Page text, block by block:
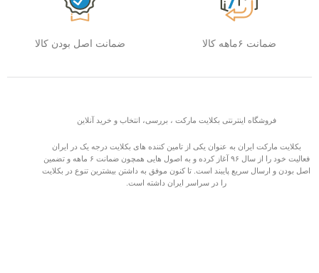
ضمانت ۶ماهه کالا ضمانت اصل بودن کالا
فروشگاه اینترنتی بکلایت مارکت ، بررسی، انتخاب و خرید آنلاین
بکلایت مارکت ایران به عنوان یکی از تامین کننده های بکلایت درجه یک در ایران
فعالیت خود را از سال ۹۶ آغاز کرده و به اصول هایی همچون ضمانت ۶ ماهه و تضمین
اصل بودن و ارسال سریع پایبند است. تا کنون موفق به داشتن بیشترین تنوع در بکلایت
را در سراسر ایران داشته است.